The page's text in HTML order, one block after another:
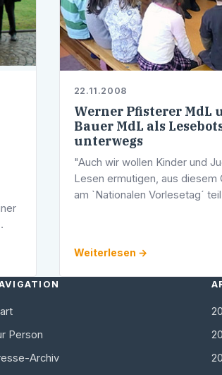
22.11.2008
Werner Pfisterer MdL
Bauer MdL als
unterwegs
"Auch wir wollen Kinder und
Lesen ermutigen, aus diesem
am `Nationalen Vorlesetag´
Weiterlesen →
Person
Archiv